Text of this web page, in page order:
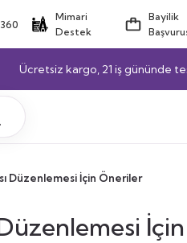
360
Mimari
Destek
Bayilik
Ücretsiz kargo, 21 iş gününde
Düzenlemesi İçin Öneriler